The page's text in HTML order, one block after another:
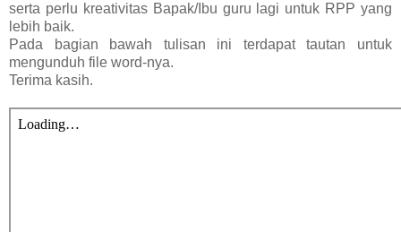
serta perlu kreativitas Bapak/Ibu guru lagi untuk RPP yang
lebih baik.
Pada bagian bawah tulisan ini terdapat tautan untuk
mengunduh file word-nya.
Terima kasih.